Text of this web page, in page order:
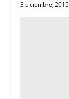
3 diciembre, 2015